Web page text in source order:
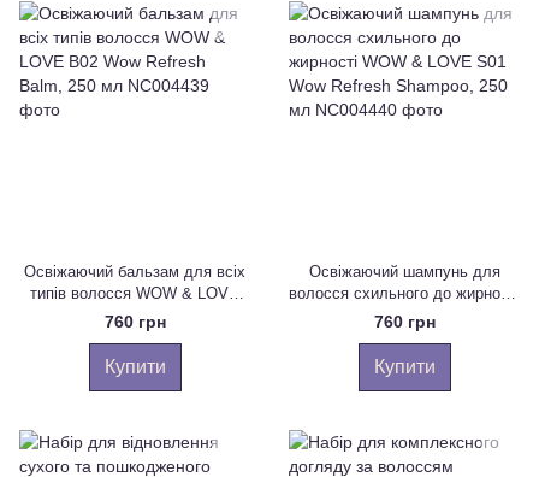
Освіжаючий бальзам для всіх
типів волосся WOW & LOVE
B02 Wow Refresh Balm, 250 мл
760 грн
Купити
Освіжаючий шампунь для
волосся схильного до жирності
WOW & LOVE S01 Wow
Refresh Shampoo, 250 мл
760 грн
Купити